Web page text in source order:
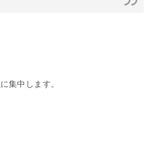
に集中します。